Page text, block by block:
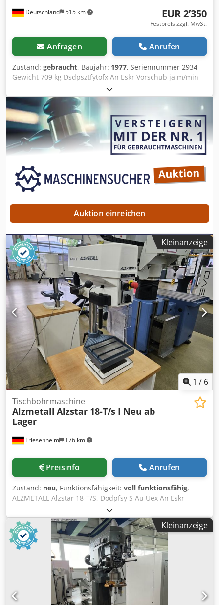
Deutschland 515 km EUR 2’350
Festpreis zzgl. MwSt.
Anfragen Anrufen
Zustand: gebraucht, Baujahr: 1977, Seriennummer 2934
Gewicht 709 kg Dsdpsztfytofx An Eskr Vorschub ja m/min
Auktion einreichen
Kleinanzeige
1 / 6
Friesenheim 176 km
Tischbohrmaschine
Alzmetall Alzstar 18-T/s I Neu ab
Lager
Preisinfo Anrufen
Zustand: neu, Funktionsfähigkeit: voll funktionsfähig,
ALZMETALL Alzstar 18-T/S, Dodpfsy S Au Uex An Eskr
Hersteller. Alzmetall Typ: Alzstar 18-T/S Zustand: Neu /
Vorführmaschine Bohrvermögen in St 60: 18 mm,
Gewindeschneiden in St 60: M 12, Gewindeschneiden in
GG 20: M 14, Kurzspindel: MK 2, Spindeldrehzahl: 225-
4.300 U/min., Spindelhub: 80 mm, Ausladung: 190 mm,
Säulendurchmesser: 65 mm, Maschinentisch - nutzbare
Auflage: 300x240 mm, T-Nuten Anzahl - Breite - Abstand: 2
x12 x80 mm, Abstand Spindel-Maschinentisch min./max.:
75/357 mm, Maschinen-Grundplatte nutzbare Auflage:
300x240 mm, T-Nuten Anzahl - Breite - Abstand: 2 x 12 x80
Kleinanzeige